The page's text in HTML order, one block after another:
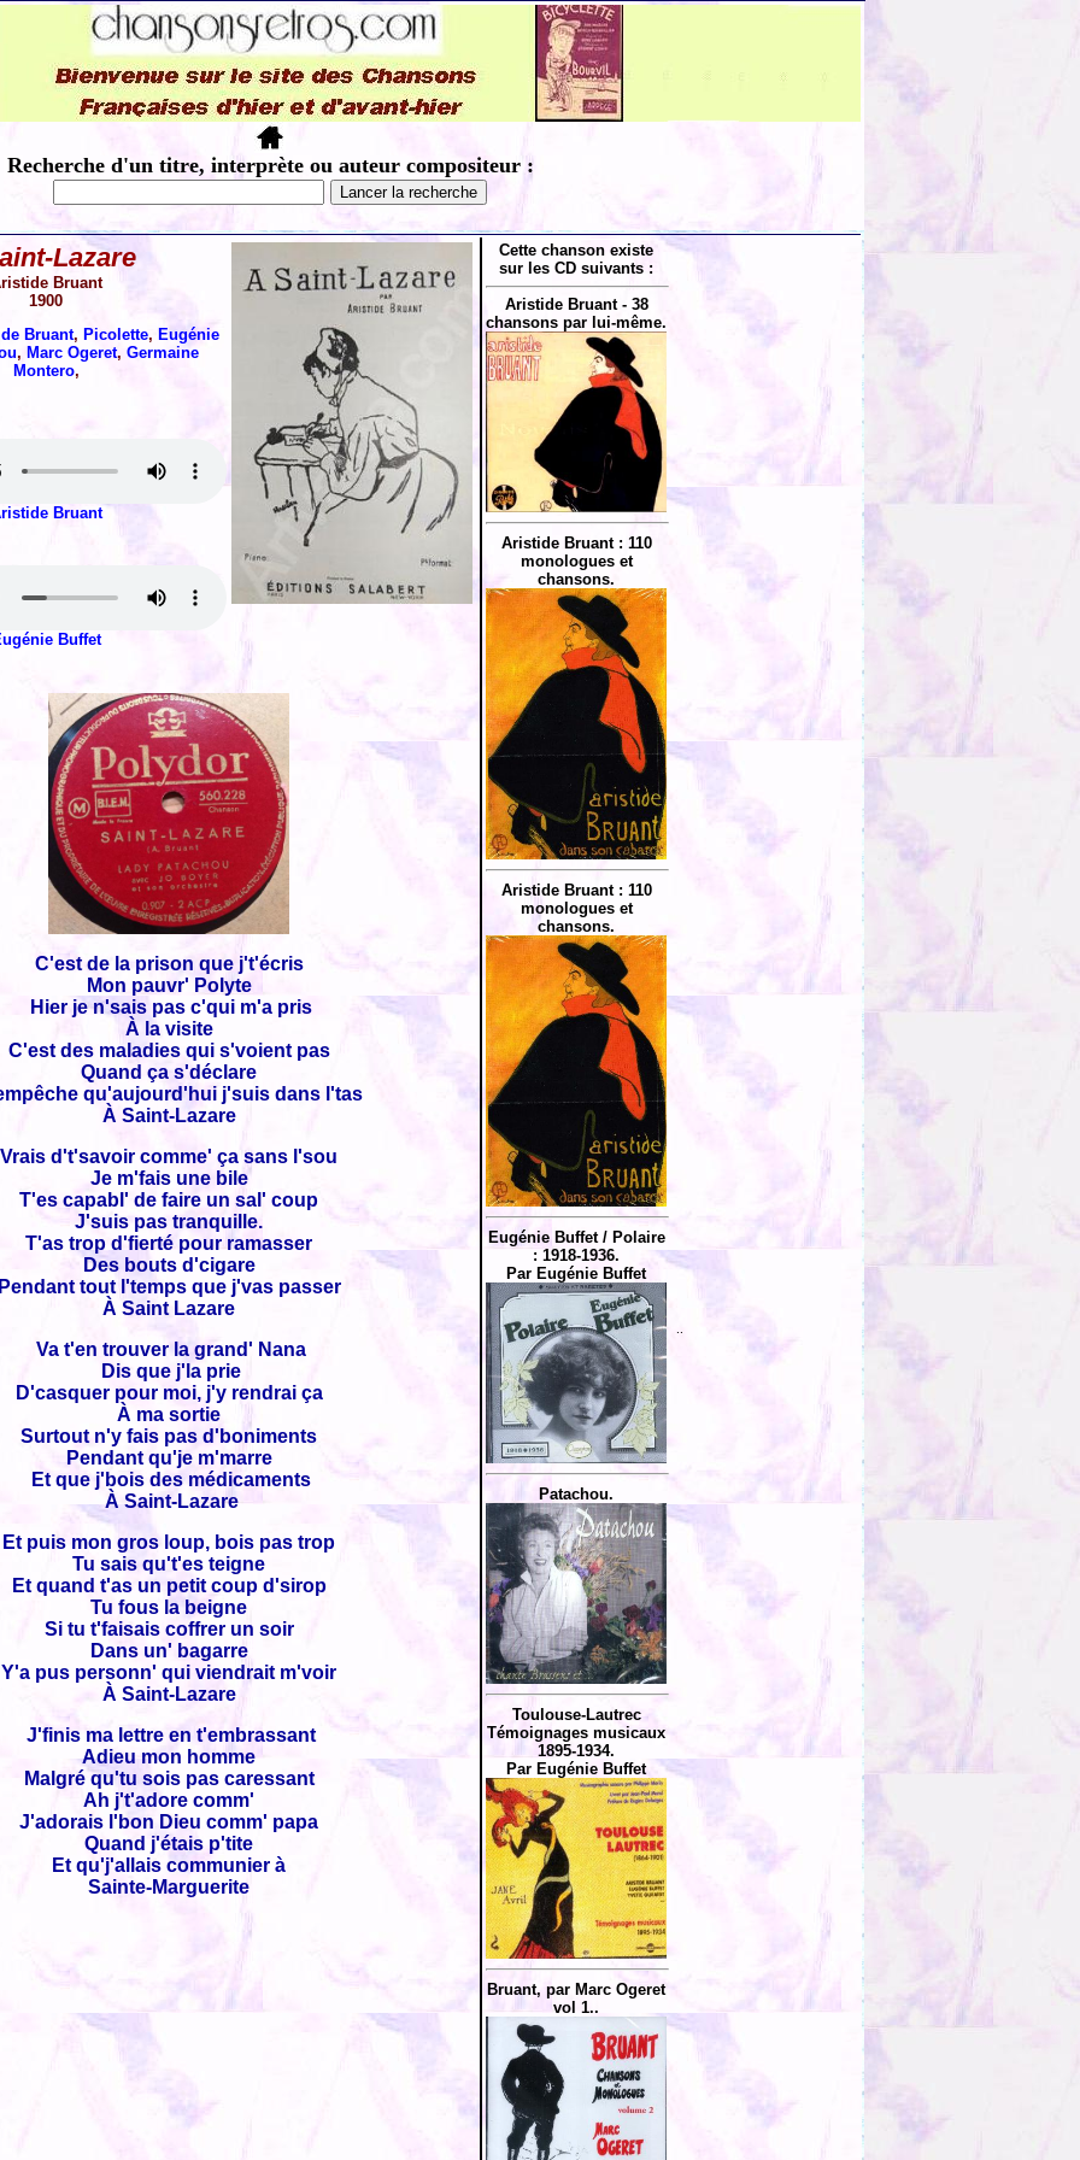
Recherche d'un titre, interprète ou auteur compositeur :
Lazare
Bruant
1900
Bruant, Picolette, Eugénie
, Marc Ogeret, Germaine
Montero,
Bruant
Buffet
C'est de la prison que j't'écris
Mon pauvr' Polyte
Hier je n'sais pas c'qui m'a pris
À la visite
C'est des maladies qui s'voient pas
Quand ça s'déclare
qu'aujourd'hui j'suis dans l'tas
À Saint-Lazare
Vrais d't'savoir comme' ça sans l'sou
Je m'fais une bile
T'es capabl' de faire un sal' coup
J'suis pas tranquille.
T'as trop d'fierté pour ramasser
Des bouts d'cigare
tout l'temps que j'vas passer
À Saint Lazare
Va t'en trouver la grand' Nana
Dis que j'la prie
D'casquer pour moi, j'y rendrai ça
À ma sortie
Surtout n'y fais pas d'boniments
Pendant qu'je m'marre
Et que j'bois des médicaments
À Saint-Lazare
Et puis mon gros loup, bois pas trop
Tu sais qu't'es teigne
Et quand t'as un petit coup d'sirop
Tu fous la beigne
Si tu t'faisais coffrer un soir
Dans un' bagarre
Y'a pus personn' qui viendrait m'voir
À Saint-Lazare
J'finis ma lettre en t'embrassant
Adieu mon homme
Malgré qu'tu sois pas caressant
Ah j't'adore comm'
J'adorais l'bon Dieu comm' papa
Quand j'étais p'tite
Et qu'j'allais communier à
Sainte-Marguerite
Cette chanson existe
sur les CD suivants :
Aristide Bruant - 38
chansons par lui-même.
Aristide Bruant : 110
monologues et
chansons.
Aristide Bruant : 110
monologues et
chansons.
Eugénie Buffet / Polaire
: 1918-1936.
Par Eugénie Buffet
Patachou.
Toulouse-Lautrec
Témoignages musicaux
1895-1934.
Par Eugénie Buffet
Bruant, par Marc Ogeret
vol 1..